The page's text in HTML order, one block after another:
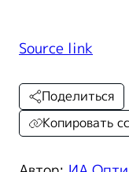
Source link
Поделиться
Копировать